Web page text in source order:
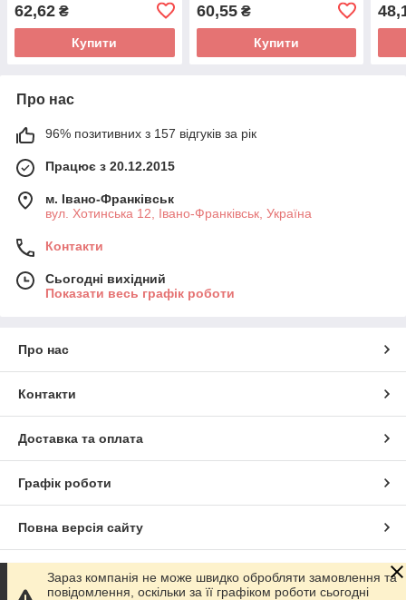
62,62 ₴
Купити
60,55₴
Купити
Про нас
96% позитивних з 157 відгуків за рік
Працює з 20.12.2015
м. Івано-Франківськ
вул. Хотинська 12, Івано-Франківськ, Україна
Контакти
Сьогодні вихідний
Показати весь графік роботи
Про нас
Контакти
Доставка та оплата
Графік роботи
Повна версія сайту
Сайт створено на маркетплейсі Prom.ua
Зараз компанія не може швидко обробляти замовлення та
повідомлення, оскільки за її графіком роботи сьогодні